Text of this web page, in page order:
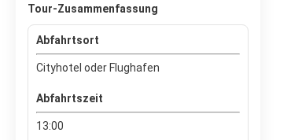
Tour-Zusammenfassung
Abfahrtsort
Cityhotel oder Flughafen
Abfahrtszeit
13:00